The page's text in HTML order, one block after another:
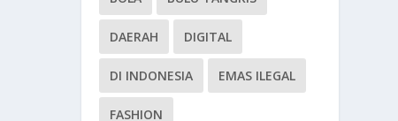
DAERAH DIGITAL
DI INDONESIA EMAS ILEGAL
FASHION